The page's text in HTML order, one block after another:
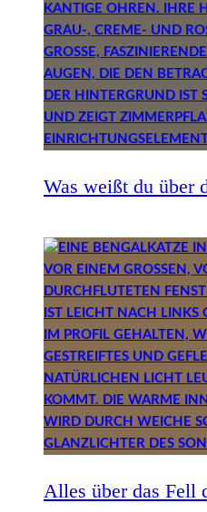
Was weißt du über
Alles über das Fell